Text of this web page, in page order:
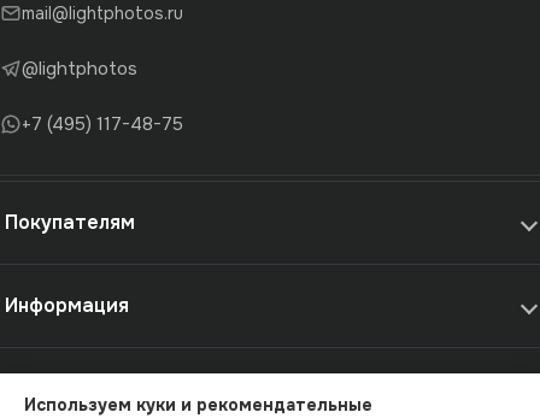
mail@lightphotos.ru
@lightphotos
+7 (495) 117-48-75
Покупателям
Информация
Используем куки и рекомендательные